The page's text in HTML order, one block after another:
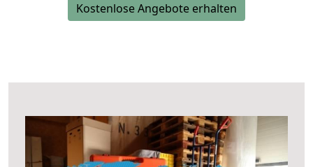
Kostenlose Angebote erhalten